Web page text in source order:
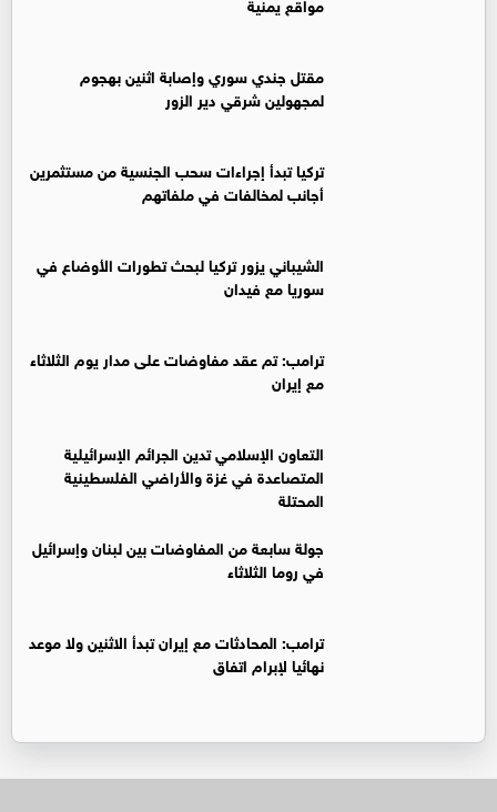
مقتل جندي سوري وإصابة اثنين بهجوم
لمجهولين شرقي دير الزور
تركيا تبدأ إجراءات سحب الجنسية من مستثمرين
أجانب لمخالفات في ملفاتهم
‏الشيباني يزور تركيا لبحث تطورات الأوضاع في
سوريا مع فيدان
ترامب: تم عقد مفاوضات على مدار يوم الثلاثاء
مع إيران
التعاون الإسلامي تدين الجرائم الإسرائيلية
المتصاعدة في غزة والأراضي الفلسطينية
المحتلة
جولة سابعة من المفاوضات بين لبنان وإسرائيل
في روما الثلاثاء
ترامب: المحادثات مع إيران تبدأ الاثنين ولا موعد
نهائيا لإبرام اتفاق